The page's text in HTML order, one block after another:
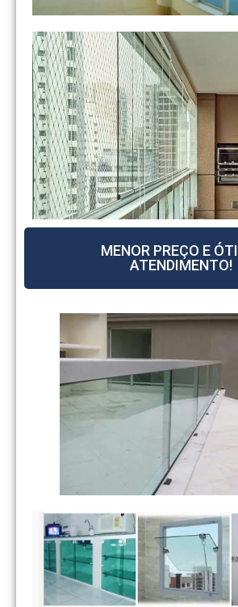
MENOR PREÇO E
ATENDIMENTO!